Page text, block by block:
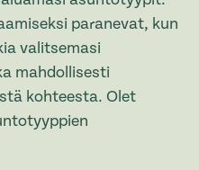
paranevat, kun
valitsemasi
mahdollisesti
kohteesta. Olet